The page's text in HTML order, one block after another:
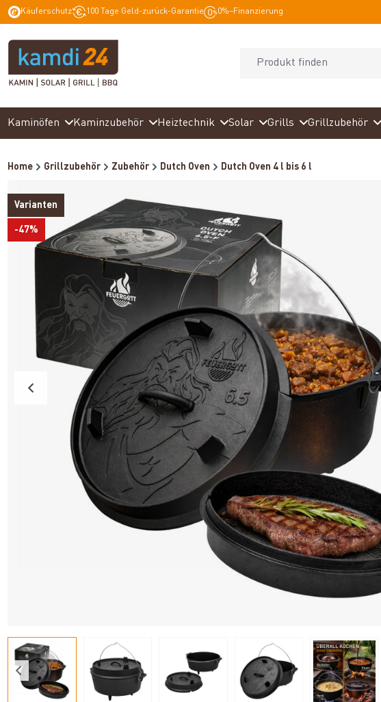
Zur Hauptnavigation springen
Käuferschutz 100 Tage Geld-zurück-Garantie 0%–Finanzierung
Kaminöfen Kaminzubehör Heiztechnik Solar Grills Grillzubehör
Home Grillzubehör Zubehör Dutch Oven Dutch Oven 4 l bis 6 l
Varianten
-47%